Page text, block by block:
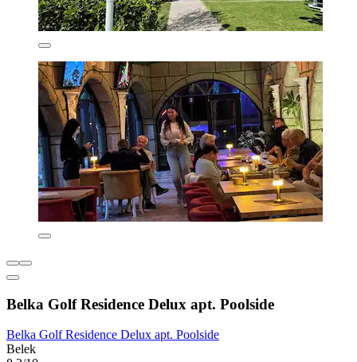
Belka Golf Residence Delux apt. Poolside
Belka Golf Residence Delux apt. Poolside
Belek